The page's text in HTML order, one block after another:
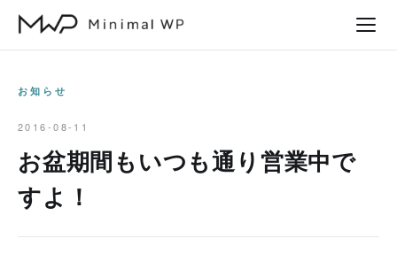
お知らせ
2016-08-11
お盆期間もいつも通り営業中で
すよ！